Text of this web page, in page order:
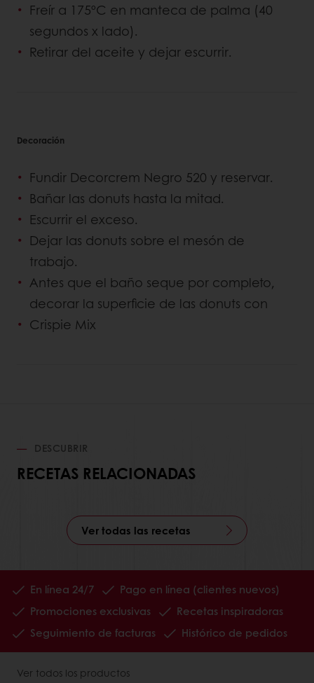
Freír a 175ºC en manteca de palma (40
segundos x lado).
Retirar del aceite y dejar escurrir.
Decoración
Fundir Decorcrem Negro 520 y reservar.
Bañar las donuts hasta la mitad.
Escurrir el exceso.
Dejar las donuts sobre el mesón de
trabajo.
Antes que el baño seque por completo,
decorar la superficie de las donuts con
Crispie Mix
DESCUBRIR
RECETAS RELACIONADAS
Ver todas las recetas
En línea 24/7
Pago en línea (clientes nuevos)
Promociones exclusivas
Recetas inspiradoras
Seguimiento de facturas
Histórico de pedidos
Ver todos los productos